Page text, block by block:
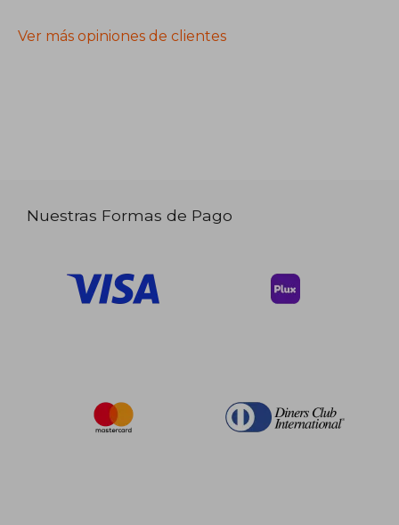
Ver más opiniones de clientes
Nuestras Formas de Pago